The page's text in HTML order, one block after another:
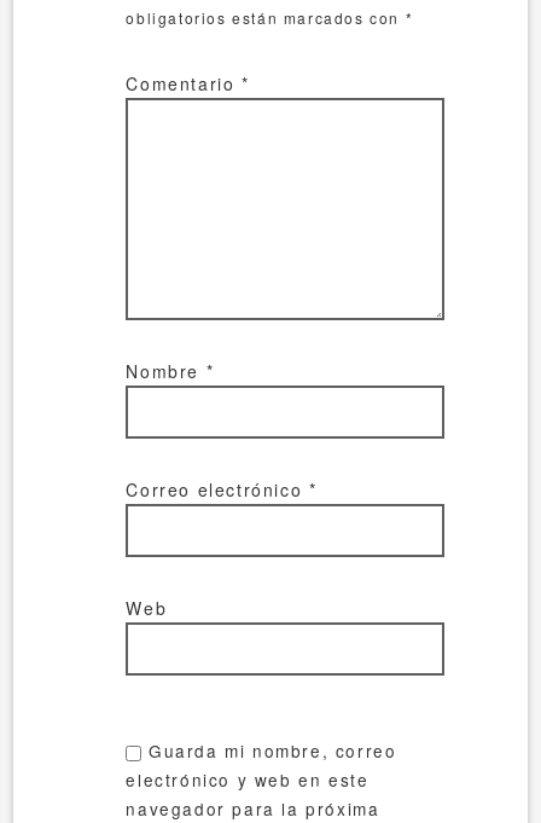
obligatorios están marcados con *
Comentario*
Nombre *
Correo electrónico *
Web
Guarda mi nombre, correo
electrónico y web en este
navegador para la próxima